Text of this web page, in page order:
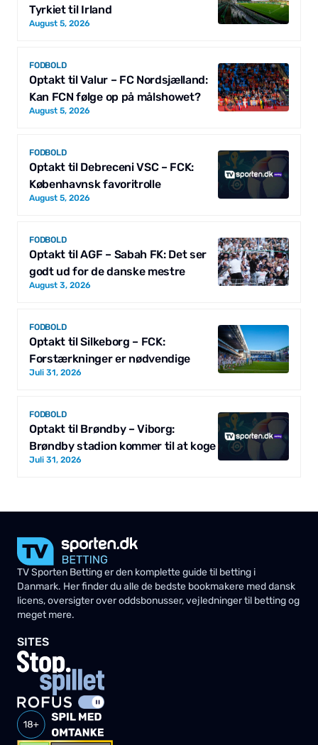
Tyrkiet til Irland
August 5, 2026
FODBOLD
Optakt til Valur – FC Nordsjælland:
Kan FCN følge op på målshowet?
August 5, 2026
FODBOLD
Optakt til Debreceni VSC – FCK:
Københavnsk favoritrolle
August 5, 2026
FODBOLD
Optakt til AGF – Sabah FK: Det ser
godt ud for de danske mestre
August 3, 2026
FODBOLD
Optakt til Silkeborg – FCK:
Forstærkninger er nødvendige
Juli 31, 2026
FODBOLD
Optakt til Brøndby – Viborg:
Brøndby stadion kommer til at koge
Juli 31, 2026
TV Sporten Betting er den komplette guide til betting i
Danmark. Her finder du alle de bedste bookmakere med dansk
licens, oversigter over oddsbonusser, vejledninger til betting og
meget mere.
SITES